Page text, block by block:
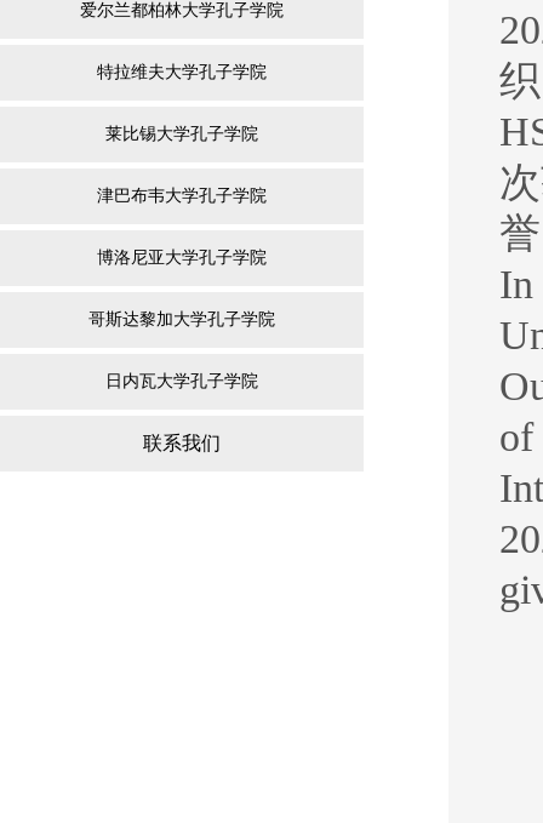
爱尔兰都柏林大学孔子学院
特拉维夫大学孔子学院
莱比锡大学孔子学院
津巴布韦大学孔子学院
博洛尼亚大学孔子学院
哥斯达黎加大学孔子学院
日内瓦大学孔子学院
联系我们
In
of